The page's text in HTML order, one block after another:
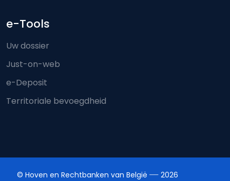
e-Tools
Uw dossier
Just-on-web
e-Deposit
Territoriale bevoegdheid
© Hoven en Rechtbanken van België 2026